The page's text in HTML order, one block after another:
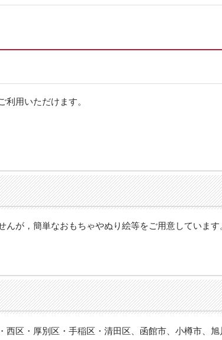
用いただけます。
が，簡単なおもちゃやぬり絵等をご用意しています
区・厚別区・手稲区・清田区、函館市、小樽市、旭